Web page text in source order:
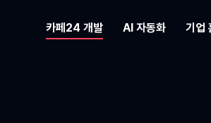
카페24 개발 AI 자동화 기업